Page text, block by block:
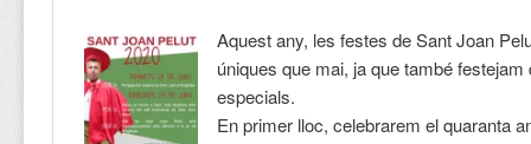
Aquest any, les festesdeSant Joan
úniques que mai, ja que també
especials.
En primer lloc, celebrarem el quaranta